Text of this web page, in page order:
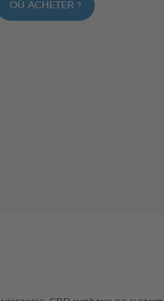
OÙ ACHETER ?